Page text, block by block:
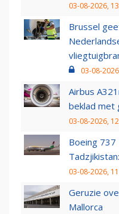
03-08-2026,
Brussel
03-08-
Airbus
beklad met
03-08-2026,
Boeing 737
03-08-2026,
Geruzie
Mallorca